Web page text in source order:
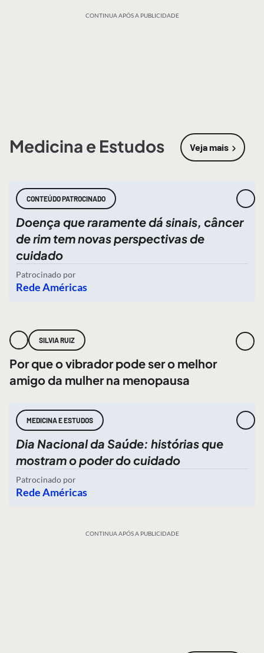
CONTINUA APÓS A PUBLICIDADE
Medicina e Estudos Veja mais
sobre
CONTEÚDO PATROCINADO
Doença que raramente dá sinais, câncer
de rim tem novas perspectivas de
cuidado
Patrocinado por
Rede Américas
SILVIA RUIZ
Por que o vibrador pode ser o melhor
amigo da mulher na menopausa
MEDICINA E ESTUDOS
Dia Nacional da Saúde: histórias que
mostram o poder do cuidado
Patrocinado por
Rede Américas
CONTINUA APÓS A PUBLICIDADE